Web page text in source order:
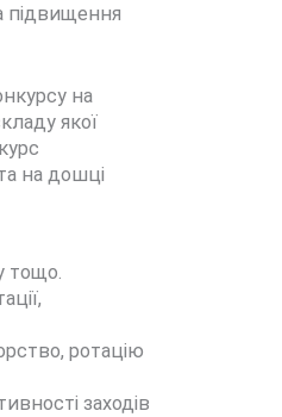
підвищення
на
якої
на дошці
тощо.
ротацію
заходів